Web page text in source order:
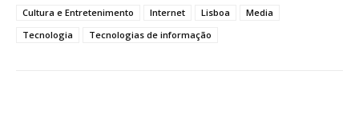
Cultura e Entretenimento
Internet Lisboa
Media
Tecnologia
Tecnologias de informação